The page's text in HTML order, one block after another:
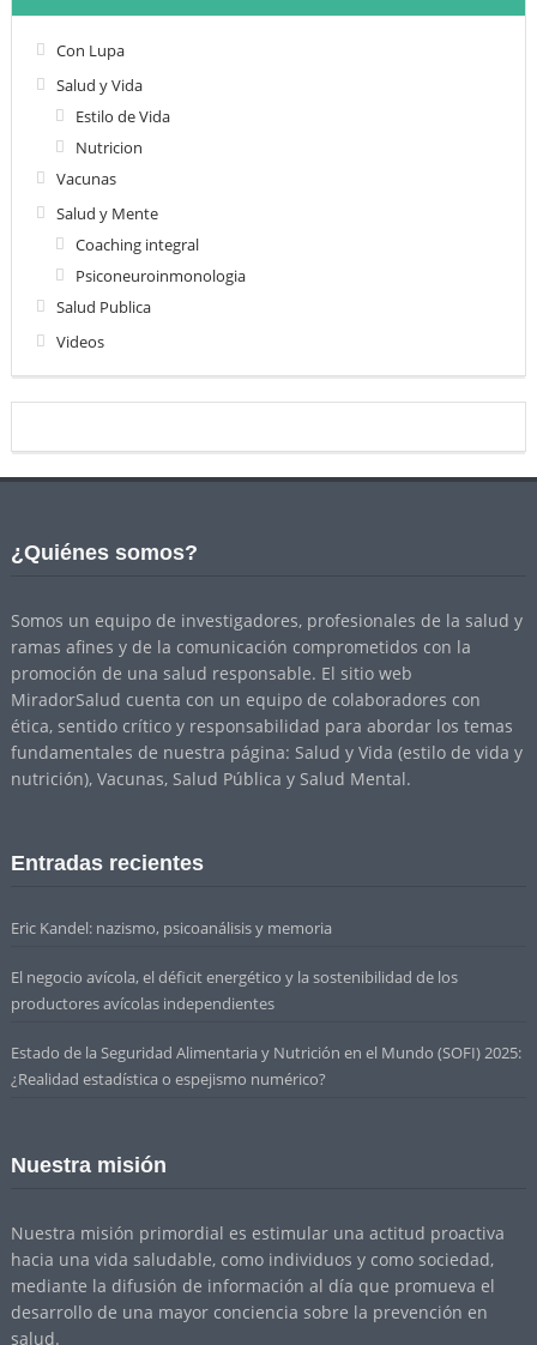
Con Lupa
Salud y Vida
Estilo de Vida
Nutricion
Vacunas
Salud y Mente
Coaching integral
Psiconeuroinmonologia
Salud Publica
Videos
¿Quiénes somos?
Somos un equipo de investigadores, profesionales de la salud y
ramas afines y de la comunicación comprometidos con la
promoción de una salud responsable. El sitio web
MiradorSalud cuenta con un equipo de colaboradores con
ética, sentido crítico y responsabilidad para abordar los temas
fundamentales de nuestra página: Salud y Vida (estilo de vida y
nutrición), Vacunas, Salud Pública y Salud Mental.
Entradas recientes
Eric Kandel: nazismo, psicoanálisis y memoria
El negocio avícola, el déficit energético y la sostenibilidad de los
productores avícolas independientes
Estado de la Seguridad Alimentaria y Nutrición en el Mundo (SOFI) 2025:
¿Realidad estadística o espejismo numérico?
Nuestra misión
Nuestra misión primordial es estimular una actitud proactiva
hacia una vida saludable, como individuos y como sociedad,
mediante la difusión de información al día que promueva el
desarrollo de una mayor conciencia sobre la prevención en
salud.